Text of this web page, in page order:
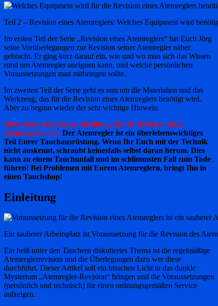
Teil 2 – Revision eines Atemreglers: Welches Equipment wird
Im ersten Teil der Serie „Revision eines Atemreglers“ hat Euch Jörg
seine Vorüberlegungen zur Revision seiner Atemregler näher
gebracht. Er ging kurz darauf ein, wie und wo man sich das Wissen
rund um Atemregler aneignen kann, und welche persönlichen
Voraussetzungen man mitbringen sollte.
Im zweiten Teil der Serie geht es nun um die Materialien und das
Werkzeug, das für die Revision eines Atemreglers benötigt wird.
Aber zu beginn wieder der sehr wichtige Hinweis:
Diese Serie stellt keine Anleitung für die Revision eines
Atemreglers dar! Der Atemregler ist ein überlebenswichtiges
Teil Eurer Tauchausrüstung. Wenn Ihr Euch mit der Technik
nicht auskennt, schraubt keinesfalls selbst daran herum. Dies
kann zu einem Tauchunfall und im schlimmsten Fall zum Tode
führen! Bei Problemen mit Eurem Atemreglern, bringt Ihn in
einen Tauchshop!
Einleitung
Ein sauberer Arbeitsplatz ist Voraussetzung für die Revision des
Ein heiß unter den Tauchern diskutiertes Thema ist die regelmäßige
Atemreglerrevision und die Überlegungen dazu wer diese
durchführt. Dieser Artikel soll ein bisschen Licht in das dunkle
Mysterium „Atemregler-Revision“ bringen und die Voraussetzungen
(persönlich und technisch) für einen ordnungsgemäßen Service
aufzeigen.